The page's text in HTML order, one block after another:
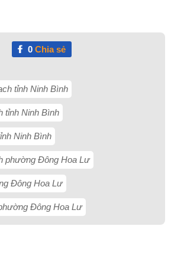
0Chia sẻ
tỉnh Ninh Bình
tỉnh Ninh Bình
Ninh Bình
phường Đông Hoa Lư
Đông Hoa Lư
Đông Hoa Lư